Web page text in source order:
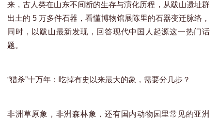
来，古人类在山东不间断的生存与演化历程，从跋山遗址群
出土的 5 万多件石器，看懂博物馆展陈里的石器变迁脉络，
同时，以跋山最新发现，回答现代中国人起源这一热门话
题。
“猎杀”十万年：吃掉有史以来最大的象，需要分几步？
非洲草原象，非洲森林象，还有国内动物园里常见的亚洲